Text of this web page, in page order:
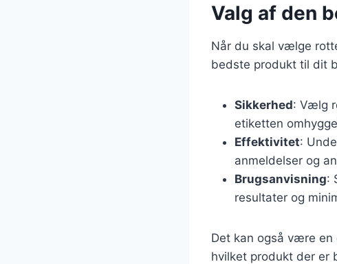
Valg af den
Når du skal vælge
bedste produkt til dit
Sikkerhed: Vælg
etiketten
Effektivitet:
anmeldelser og
Brugsanvisning:
resultater og
Det kan også være en
hvilket produkt der er